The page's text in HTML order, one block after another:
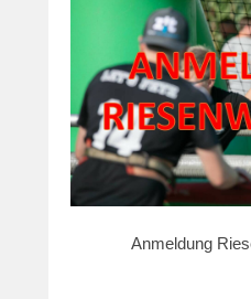
Anmeldung